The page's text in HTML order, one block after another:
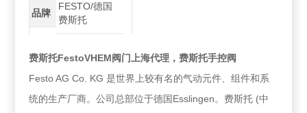
品牌
FESTO/德国
费斯托
费斯托FestoVHEM阀门上海代理，费斯托手控阀
Festo AG Co. KG 是世界上较有名的气动元件、组件和系
统的生产厂商。公司总部位于德国Esslingen。费斯托 (中